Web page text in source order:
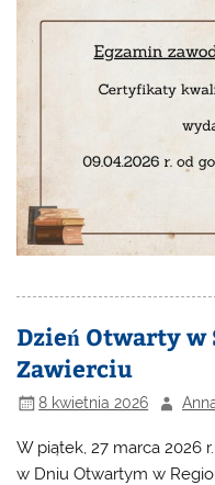
Dzień Otwarty w
Zawierciu
8 kwietnia 2026
W piątek, 27 marca 2026
w Dniu Otwartym w